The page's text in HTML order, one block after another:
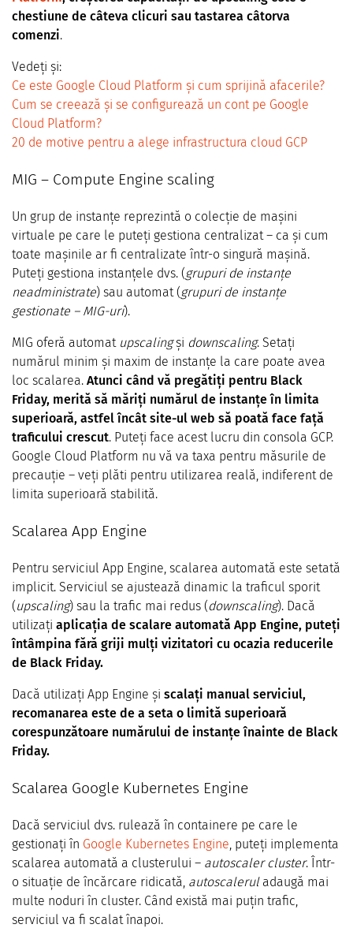
chestiune de câteva clicuri sau tastarea câtorva
comenzi.
Vedeți și:
Ce este Google Cloud Platform și cum sprijină afacerile?
Cum se creează și se configurează un cont pe Google
Cloud Platform?
20 de motive pentru a alege infrastructura cloud GCP
MIG – Compute Engine scaling
Un grup de instanțe reprezintă o colecție de mașini
virtuale pe care le puteți gestiona centralizat – ca și cum
toate mașinile ar fi centralizate într-o singură mașină.
Puteți gestiona instanțele dvs. (grupuri de instanțe
neadministrate) sau automat (grupuri de instanțe
gestionate – MIG-uri).
MIG oferă automat upscalingși downscaling. Setați
numărul minim și maxim de instanțe la care poate avea
loc scalarea. Atunci când vă pregătiți pentru Black
Friday, merită să măriți numărul de instanțe în limita
superioară, astfel încât site-ul web să poată face față
traficului crescut. Puteți face acest lucru din consola GCP.
Google Cloud Platform nu vă va taxa pentru măsurile de
precauție – veți plăti pentru utilizarea reală, indiferent de
limita superioară stabilită.
Scalarea App Engine
Pentru serviciul App Engine, scalarea automată este setată
implicit. Serviciul se ajustează dinamic la traficul sporit
(upscaling) sau la trafic mai redus (downscaling). Dacă
utilizați aplicația de scalare automată App Engine, puteți
întâmpina fără griji mulți vizitatori cu ocazia reducerile
de Black Friday.
Dacă utilizați App Engine și scalați manual serviciul,
recomanarea este de a seta o limită superioară
corespunzătoare numărului de instanțe înainte de Black
Friday.
Scalarea Google Kubernetes Engine
Dacă serviciul dvs. rulează în containere pe care le
gestionați în Google Kubernetes Engine, puteți implementa
scalarea automată a clusterului – autoscaler cluster. Într-
o situație de încărcare ridicată, autoscalerul adaugă mai
multe noduri în cluster. Când există mai puțin trafic,
serviciul va fi scalat înapoi.